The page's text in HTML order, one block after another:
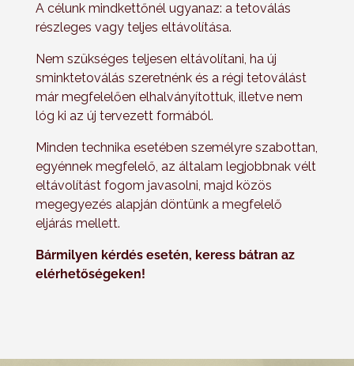
A célunk mindkettőnél ugyanaz: a tetoválás
részleges vagy teljes eltávolítása.
Nem szükséges teljesen eltávolítani, ha új
sminktetoválás szeretnénk és a régi tetoválást
már megfelelően elhalványítottuk, illetve nem
lóg ki az új tervezett formából.
Minden technika esetében személyre szabottan,
egyénnek megfelelő, az általam legjobbnak vélt
eltávolítást fogom javasolni, majd közös
megegyezés alapján döntünk a megfelelő
eljárás mellett.
Bármilyen kérdés esetén, keress bátran az
elérhetőségeken!